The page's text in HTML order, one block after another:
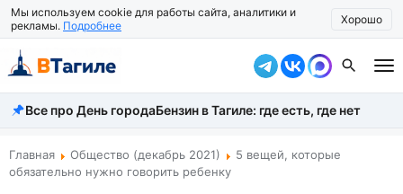
Мы используем cookie для работы сайта, аналитики и
рекламы. Подробнее Хорошо
Все новости
Происшествия
Все про День городаБензин в Тагиле: где есть, где нет
Главная Общество (декабрь 2021)
5 вещей, которые
обязательно нужно говорить ребенку